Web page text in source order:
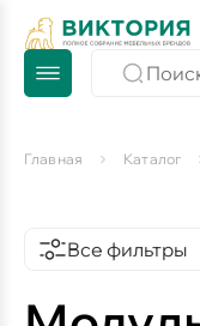
Главная Каталог
Все фильтры